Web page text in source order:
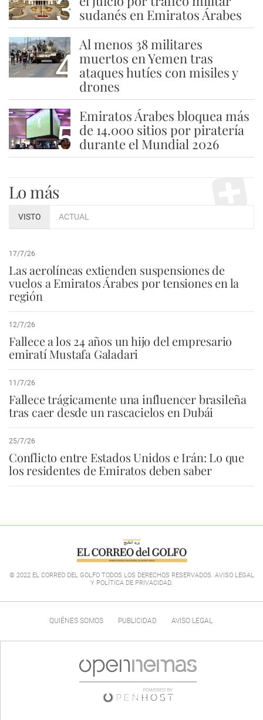
3 sudanés en Emiratos Árabes
4
Al menos 38 militares
muertos en Yemen tras
ataques hutíes con misiles y
drones
5
Emiratos Árabes bloquea más
de 14.000 sitios por piratería
durante el Mundial 2026
Lo más
VISTO ACTUAL
17/7/26
Las aerolíneas extienden suspensiones de
vuelos a Emiratos Árabes por tensiones en la
región
12/7/26
Fallece a los 24 años un hijo del empresario
emiratí Mustafa Galadari
11/7/26
Fallece trágicamente una influencer brasileña
tras caer desde un rascacielos en Dubái
25/7/26
Conflicto entre Estados Unidos e Irán: Lo que
los residentes de Emiratos deben saber
© 2022 EL CORREO DEL GOLFO TODOS LOS DERECHOS RESERVADOS. AVISO LEGAL
Y POLÍTICA DE PRIVACIDAD.
QUIÉNES SOMOS PUBLICIDAD AVISO LEGAL